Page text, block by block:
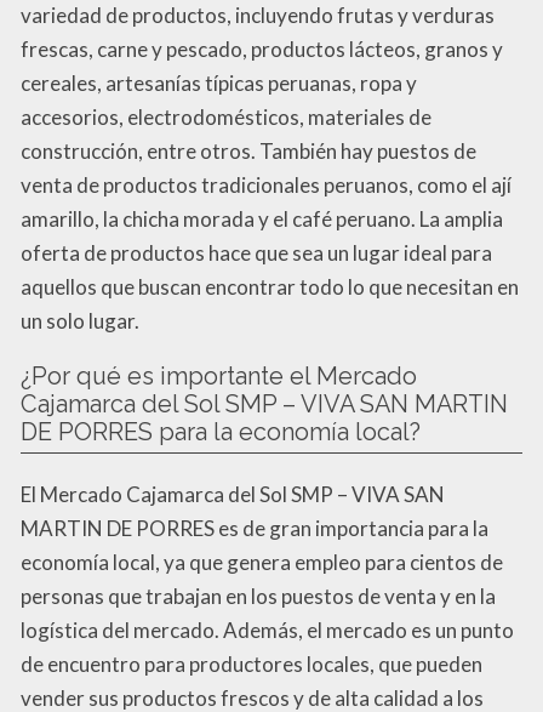
variedad de productos, incluyendo frutas y verduras
frescas, carne y pescado, productos lácteos, granos y
cereales, artesanías típicas peruanas, ropa y
accesorios, electrodomésticos, materiales de
construcción, entre otros. También hay puestos de
venta de productos tradicionales peruanos, como el ají
amarillo, la chicha morada y el café peruano. La amplia
oferta de productos hace que sea un lugar ideal para
aquellos que buscan encontrar todo lo que necesitan en
un solo lugar.
¿Por qué es importante el Mercado
Cajamarca del Sol SMP – VIVA SAN MARTIN
DE PORRES para la economía local?
El Mercado Cajamarca del Sol SMP – VIVA SAN
MARTIN DE PORRES es de gran importancia para la
economía local, ya que genera empleo para cientos de
personas que trabajan en los puestos de venta y en la
logística del mercado. Además, el mercado es un punto
de encuentro para productores locales, que pueden
vender sus productos frescos y de alta calidad a los